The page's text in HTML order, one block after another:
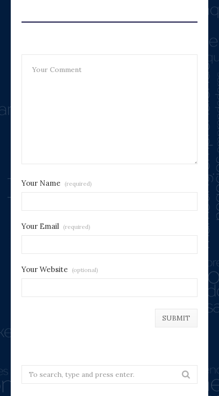
Your Name (required)
Your Email (required)
Your Website (optional)
Search
for: